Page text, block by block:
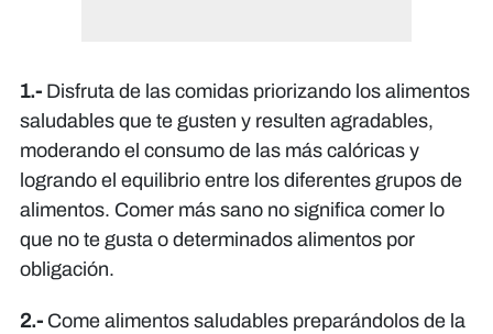
1.- Disfruta de las comidas priorizando los alimentos
saludables que te gusten y resulten agradables,
moderando el consumo de las más calóricas y
logrando el equilibrio entre los diferentes grupos de
alimentos. Comer más sano no significa comer lo
que no te gusta o determinados alimentos por
obligación.
2.- Come alimentos saludables preparándolos de la